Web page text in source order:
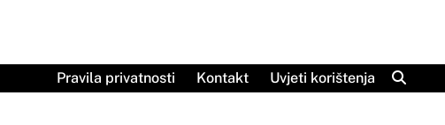
Pravila privatnosti
Kontakt Uvjeti korištenja